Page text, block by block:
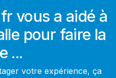
vous a aidé à
pour faire la
...
votre expérience, ça